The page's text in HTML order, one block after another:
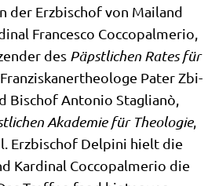
der Erz­bi­schof von Mai­land
Fran­ces­co Coc­co­pal­me­rio,
des Päpst­li­chen Rates für
Pater Zbi­
Bischof Anto­nio Sta­glianò,
Aka­de­mie für Theo­lo­gie,
Erz­bi­schof Del­pi­ni hielt die
Kar­di­nal Coc­co­pal­me­rio die